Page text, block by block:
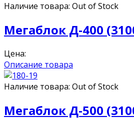
Наличие товара: Out of Stock
Мегаблок Д-400
Цена:
Описание товара
Наличие товара: Out of Stock
Мегаблок Д-500